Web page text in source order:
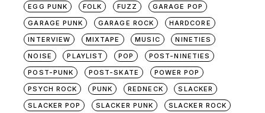
EGG PUNK FOLK FUZZ
GARAGE POP
GARAGE PUNK
GARAGE ROCK
HARDCORE
INTERVIEW
MIXTAPE MUSIC
NINETIES
NOISE
PLAYLIST POP
POST-NINETIES
POST-PUNK
POST-SKATE
POWER POP
PSYCH ROCK
PUNK REDNECK
SLACKER
SLACKER POP
SLACKER PUNK
SLACKER ROCK